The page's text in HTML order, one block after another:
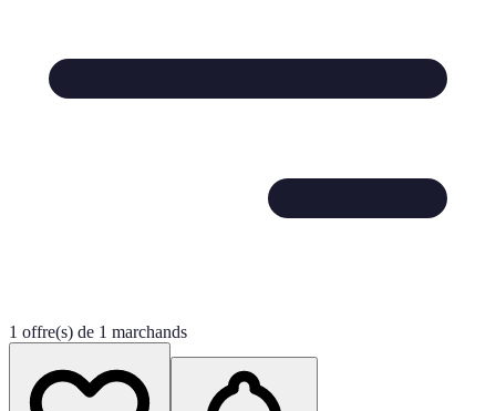
1 offre(s) de 1 marchands